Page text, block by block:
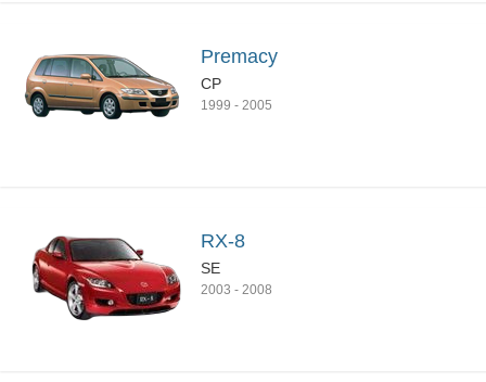
Premacy
CP
1999 - 2005
RX-8
SE
2003 - 2008